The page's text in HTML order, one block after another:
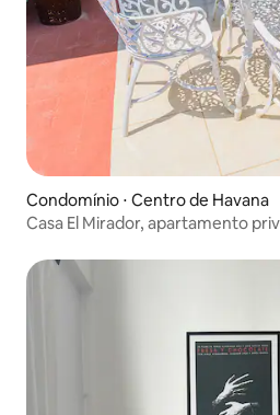
Condomínio ⋅ Centro de Havana
Casa El Mirador, apartamento